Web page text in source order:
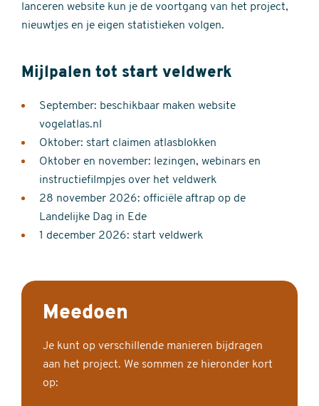
lanceren website kun je de voortgang van het project,
nieuwtjes en je eigen statistieken volgen.
Mijlpalen tot start veldwerk
September: beschikbaar maken website
vogelatlas.nl
Oktober: start claimen atlasblokken
Oktober en november: lezingen, webinars en
instructiefilmpjes over het veldwerk
28 november 2026: officiële aftrap op de
Landelijke Dag in Ede
1 december 2026: start veldwerk
Meedoen
Je kunt op verschillende manieren bijdragen
aan het project. We sommen ze hieronder kort
op: